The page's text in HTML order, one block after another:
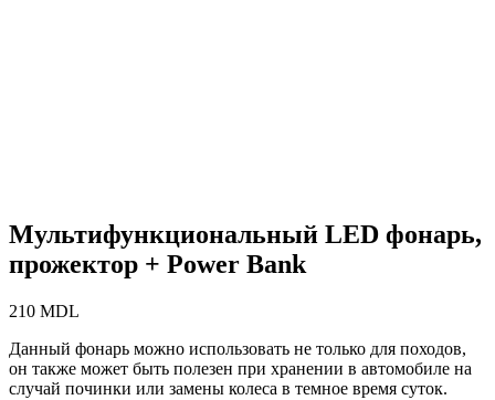
Мультифункциональный LED фонарь,
прожектор + Power Bank
210 MDL
Данный фонарь можно использовать не только для походов,
он также может быть полезен при хранении в автомобиле на
случай починки или замены колеса в темное время суток.